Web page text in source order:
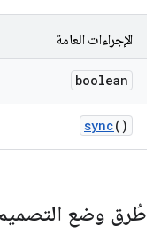
الإجراءات العامة
boolean
sync()
طُرق وضع التصميم